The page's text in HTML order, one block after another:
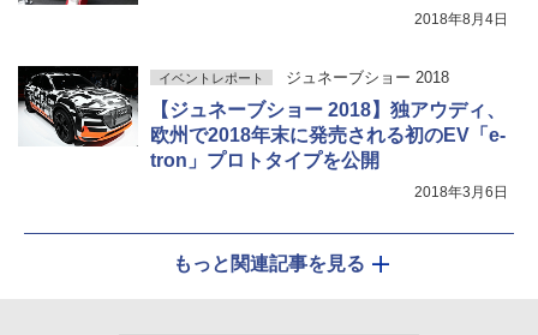
ランツーリスモ」の実車を展示2018年8月4日
イベントレポート ジュネーブショー 2018
【ジュネーブショー 2018】独アウディ、
欧州で2018年末に発売される初のEV「e-
tron」プロトタイプを公開
2018年3月6日
もっと関連記事を見る